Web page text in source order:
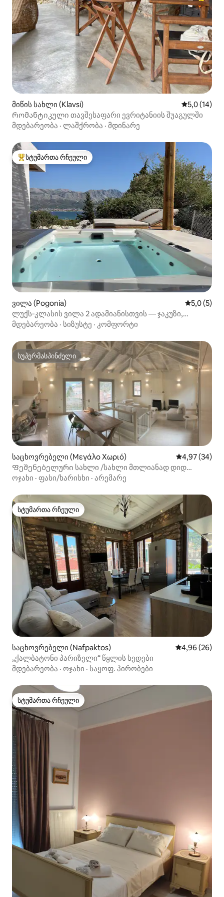
მიწის სახლი (Klavsi) საშუალო
5,0 (14)
Რომანტიკული თავშესაფარი ევრიტანიის შუაგულში
მდებარეობა · ლაშქრობა · მდინარე
სტუმართა რჩეული მოწინავე ვარიანტი
სტუმართა რჩეული
ვილა (Pogonia) საშუალო
5,0 (5)
ლუქს‑კლასის ვილა 2 ადამიანისთვის — ჯაკუზი,
მთებისა და ზღვის ხედები
მდებარეობა · სიზუსტე · კომფორტი
სუპერმასპინძელი
სუპერმასპინძელი
საცხოვრებელი (Μεγάλο Χωριό) საშუალო
4,97 (34)
Ფეშენებელური სახლი /სახლი მთლიანად დიდ
სოფელში
ოჯახი · ფასი/ხარისხი · არემარე
სტუმართა რჩეული
სტუმართა რჩეული
საცხოვრებელი (Nafpaktos) საშუალო
4,96 (26)
„ქალბატონი პარიზელი“ წყლის ხედები
მდებარეობა · ოჯახი · საყოფ. პირობები
სტუმართა რჩეული
სტუმართა რჩეული